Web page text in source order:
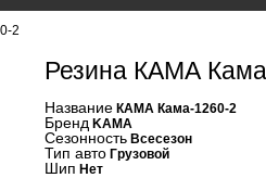
2
Резина КАМА
Название КАМА Кама-1260-2
Бренд KAMA
Сезонность Всесезон
Тип авто Грузовой
Шип Нет